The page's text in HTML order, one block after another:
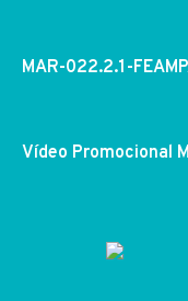
MAR-022.2.1-
Vídeo Promocional